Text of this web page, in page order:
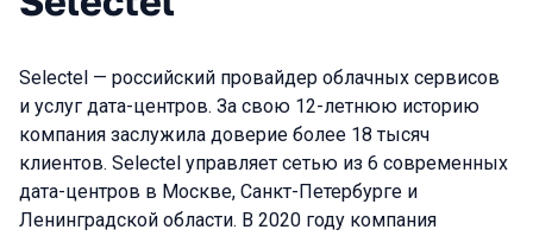
Selectel — российский провайдер облачных сервисов
и услуг дата-центров. За свою 12-летнюю историю
компания заслужила доверие более 18 тысяч
клиентов. Selectel управляет сетью из 6 современных
дата-центров в Москве, Санкт-Петербурге и
Ленинградской области. В 2020 году компания